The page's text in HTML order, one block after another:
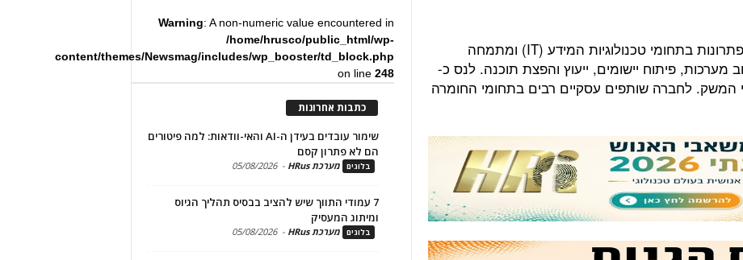
נס הינה חברה המספקת שירותים ופתרונות בתחומי טכנולוגיות המידע (IT) ומתמחה
מערכות, פיתוח יישומים, ייעוץ והפצת תוכנה. לנס כ-
המשק. לחברה שותפים עסקיים רבים בתחומי החומרה
Warning: A non-numeric value encountered in
/home/hrusco/public_html/wp-
content/themes/Newsmag/includes/wp_booster/td_block.php
on line248
כתבות אחרונות
שימור עובדים בעידן ה-AI והאי-וודאות: למה פיטורים
הם לא פתרון קסם
בלוגים מערכת HRus -
05/08/2026
7 עמודי התווך שיש להציב בבסיס תהליך הגיוס
ומיתוג המעסיק
בלוגים מערכת HRus -
05/08/2026